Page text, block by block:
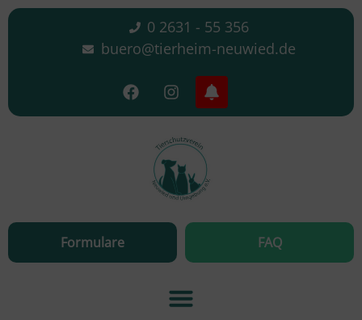
0 2631 - 55 356
buero@tierheim-neuwied.de
Formulare FAQ